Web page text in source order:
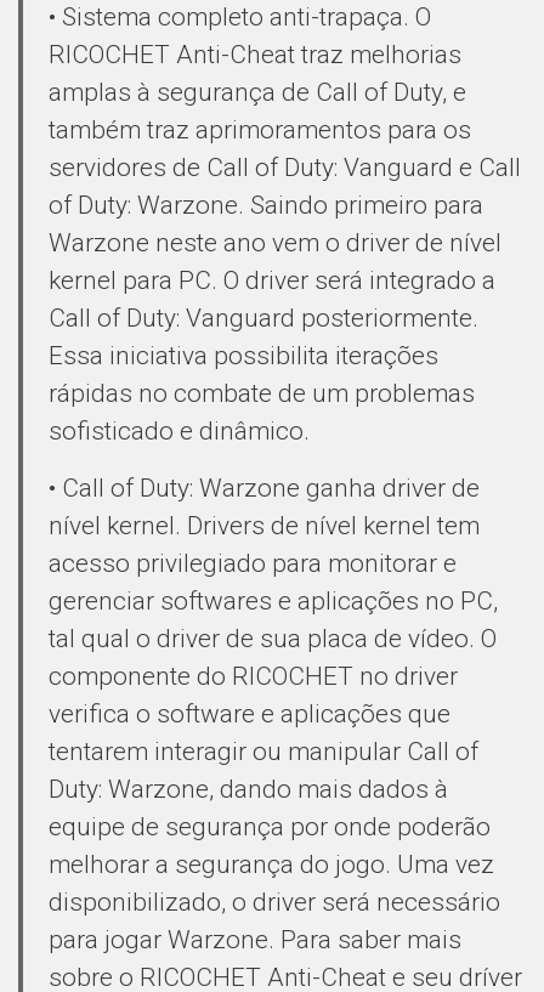
• Sistema completo anti-trapaça. O
RICOCHET Anti-Cheat traz melhorias
amplas à segurança de Call of Duty, e
também traz aprimoramentos para os
servidores de Call of Duty: Vanguard e Call
of Duty: Warzone. Saindo primeiro para
Warzone neste ano vem o driver de nível
kernel para PC. O driver será integrado a
Call of Duty: Vanguard posteriormente.
Essa iniciativa possibilita iterações
rápidas no combate de um problemas
sofisticado e dinâmico.
• Call of Duty: Warzone ganha driver de
nível kernel. Drivers de nível kernel tem
acesso privilegiado para monitorar e
gerenciar softwares e aplicações no PC,
tal qual o driver de sua placa de vídeo. O
componente do RICOCHET no driver
verifica o software e aplicações que
tentarem interagir ou manipular Call of
Duty: Warzone, dando mais dados à
equipe de segurança por onde poderão
melhorar a segurança do jogo. Uma vez
disponibilizado, o driver será necessário
para jogar Warzone. Para saber mais
sobre o RICOCHET Anti-Cheat e seu dríver